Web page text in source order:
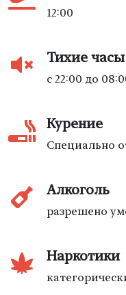
12:00
Тихие часы
с 22:00 до
Курение
Специально
Алкоголь
разрешено
Наркотики